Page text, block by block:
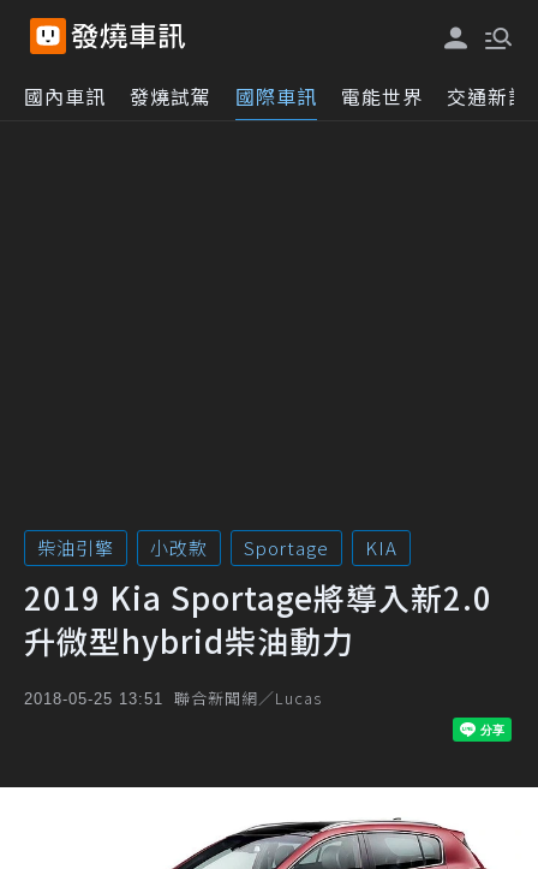
國內車訊 發燒試駕 國際車訊 電能世界 交通新訊
柴油引擎 小改款 Sportage KIA
2019 Kia Sportage將導入新2.0
升微型hybrid柴油動力
2018-05-25 13:51 聯合新聞網／Lucas